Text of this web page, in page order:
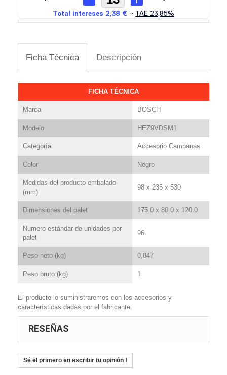
Ficha Técnica Descripción
FICHA TÉCNICA
Marca BOSCH
Modelo HEZ9VDSM1
Categoría Accesorio Campanas
Color Negro
Medidas del producto embalado
(mm)
98 x 235 x 530
Dimensiones del palet 175.0 x 80.0 x 120.0
Numero estándar de unidades por
palet
96
Peso neto (kg) 0,847
Peso bruto (kg) 1
El producto lo suministraremos con los accesorios y
características dadas por el fabricante.
RESEÑAS
Sé el primero en escribir tu opinión !